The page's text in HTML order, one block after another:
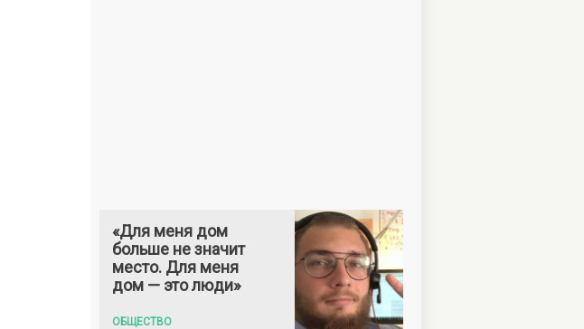
«Для меня дом
больше не значит
место. Для меня
дом — это люди»
ОБЩЕСТВО